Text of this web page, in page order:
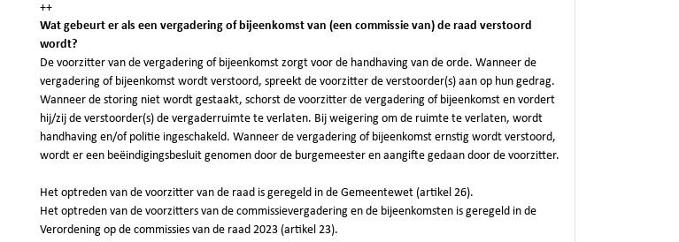
++
Wat gebeurt er als een vergadering of bijeenkomst van (een commissie van) de raad verstoord
wordt?
De voorzitter van de vergadering of bijeenkomst zorgt voor de handhaving van de orde. Wanneer de
vergadering of bijeenkomst wordt verstoord, spreekt de voorzitter de verstoorder(s) aan op hun gedrag.
Wanneer de storing niet wordt gestaakt, schorst de voorzitter de vergadering of bijeenkomst en vordert
hij/zij de verstoorder(s) de vergaderruimte te verlaten. Bij weigering om de ruimte te verlaten, wordt
handhaving en/of politie ingeschakeld. Wanneer de vergadering of bijeenkomst ernstig wordt verstoord,
wordt er een beëindigingsbesluit genomen door de burgemeester en aangifte gedaan door de voorzitter.
Het optreden van de voorzitter van de raad is geregeld in de Gemeentewet (artikel 26).
Het optreden van de voorzitters van de commissievergadering en de bijeenkomsten is geregeld in de
Verordening op de commissies van de raad 2023 (artikel 23).